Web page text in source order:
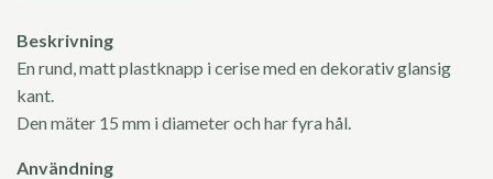
Beskrivning
En rund, matt plastknapp i cerise med en dekorativ glansig
kant.
Den mäter 15 mm i diameter och har fyra hål.
Användning